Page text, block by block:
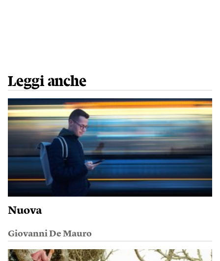
Leggi anche
Nuova
Giovanni De Mauro